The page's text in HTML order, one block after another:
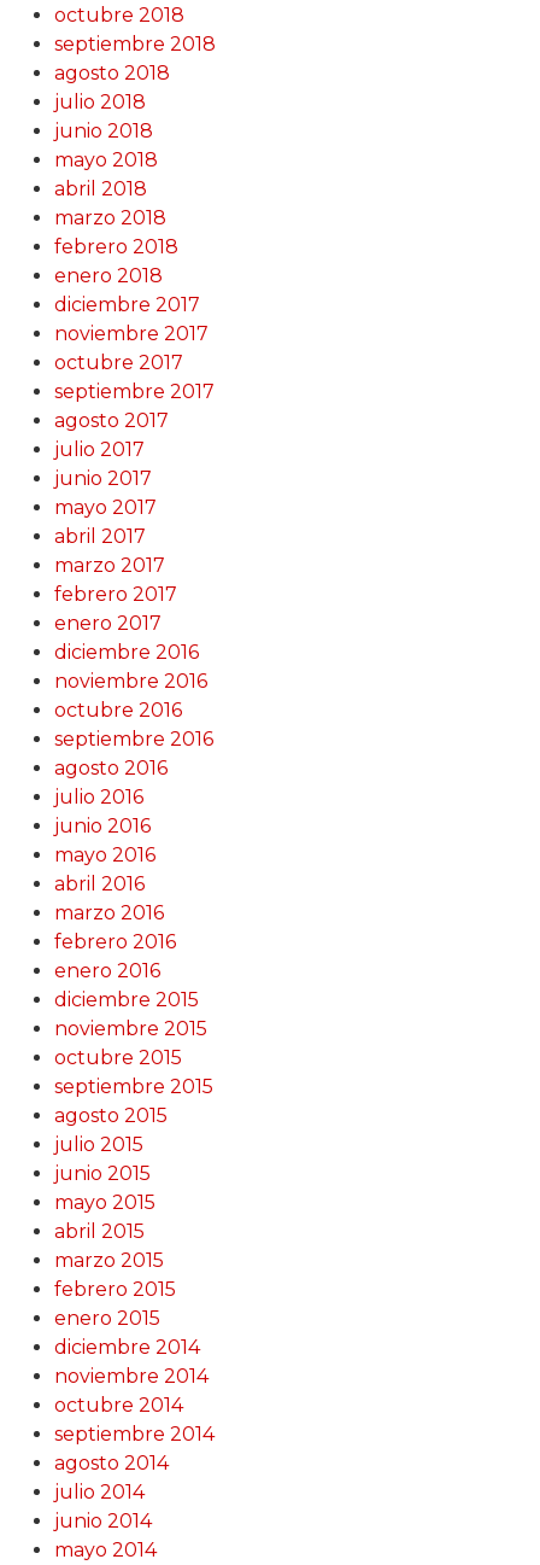
octubre 2018
septiembre 2018
agosto 2018
julio 2018
junio 2018
mayo 2018
abril 2018
marzo 2018
febrero 2018
enero 2018
diciembre 2017
noviembre 2017
octubre 2017
septiembre 2017
agosto 2017
julio 2017
junio 2017
mayo 2017
abril 2017
marzo 2017
febrero 2017
enero 2017
diciembre 2016
noviembre 2016
octubre 2016
septiembre 2016
agosto 2016
julio 2016
junio 2016
mayo 2016
abril 2016
marzo 2016
febrero 2016
enero 2016
diciembre 2015
noviembre 2015
octubre 2015
septiembre 2015
agosto 2015
julio 2015
junio 2015
mayo 2015
abril 2015
marzo 2015
febrero 2015
enero 2015
diciembre 2014
noviembre 2014
octubre 2014
septiembre 2014
agosto 2014
julio 2014
junio 2014
mayo 2014